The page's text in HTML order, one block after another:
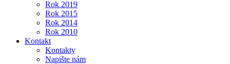
Rok 2019
Rok 2015
Rok 2014
Rok 2010
Kontakt
Kontakty
Napište nám